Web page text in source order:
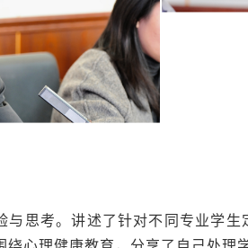
思考。讲述了针对不同专业学